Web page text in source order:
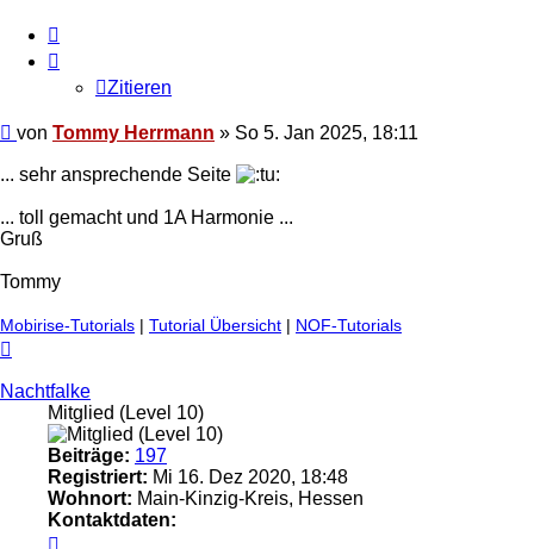
Zitieren
Ungelesener
von Tommy Herrmann » So 5. Jan 2025, 18:11
... sehr ansprechende Seite
... toll gemacht und 1A Harmonie ...
Gruß
Tommy
Mobirise-Tutorials Tutorial Übersicht NOF-Tutorials
Nachtfalke
Mitglied (Level 10)
Beiträge: 197
Registriert: Mi 16. Dez 2020, 18:48
Wohnort: Main-Kinzig-Kreis, Hessen
Kontaktdaten: